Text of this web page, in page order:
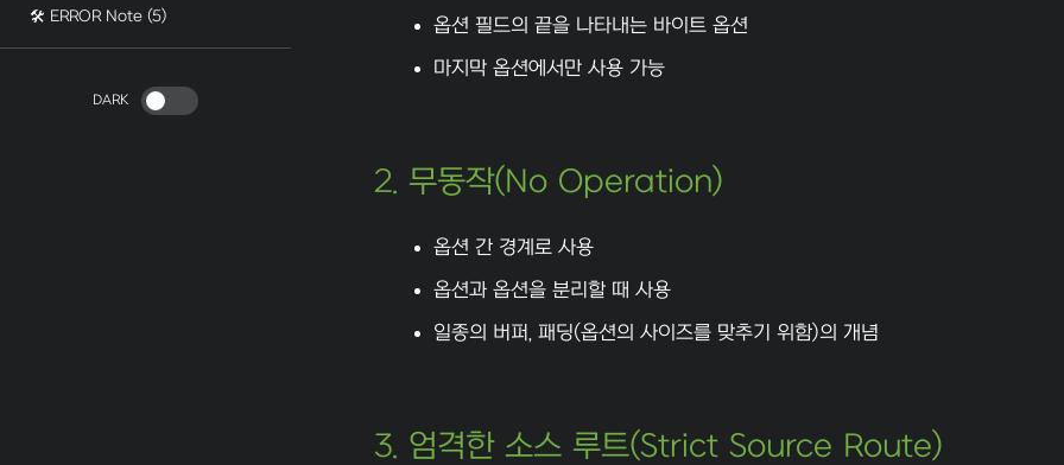
🛠️ ERROR Note (5)
DARK
옵션 필드의 끝을 나타내는 바이트 옵션
마지막 옵션에서만 사용 가능
2. 무동작(No Operation)
옵션 간 경계로 사용
옵션과 옵션을 분리할 때 사용
일종의 버퍼, 패딩(옵션의 사이즈를 맞추기 위함)의 개념
3. 엄격한 소스 루트(Strict Source Route)